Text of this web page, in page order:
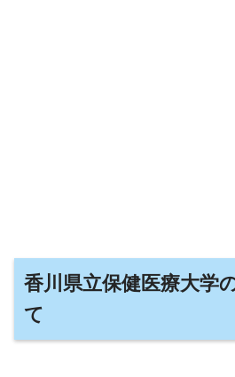
香川県立保健医療大学
て